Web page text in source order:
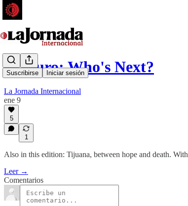
Suscribirse Iniciar sesión
Maduro: Who's Next?
La Jornada Internacional
ene 9
5
1
Also in this edition: Tijuana, between hope and death.
Leer →
Comentarios